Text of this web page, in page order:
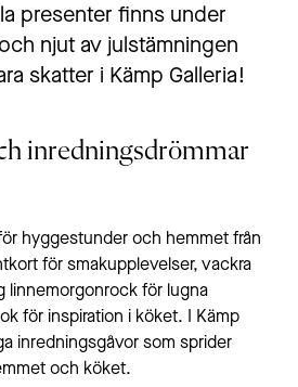
presenter finns under
njut av julstämningen
skatter i Kämp Galleria!
inredningsdrömmar
hyggestunder och hemmet från
för smakupplevelser, vackra
linnemorgonrock för lugna
för inspiration i köket. I Kämp
inredningsgåvor som sprider
och köket.